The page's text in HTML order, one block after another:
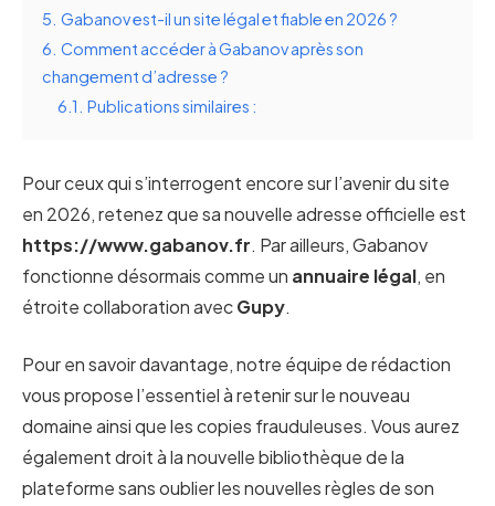
5. Gabanov est-il un site légal et fiable en 2026 ?
6. Comment accéder à Gabanov après son
changement d’adresse ?
6.1. Publications similaires :
Pour ceux qui s’interrogent encore sur l’avenir du site
en 2026, retenez que sa nouvelle adresse officielle est
https://www.gabanov.fr. Par ailleurs, Gabanov
fonctionne désormais comme un annuaire légal, en
étroite collaboration avecGupy.
Pour en savoir davantage, notre équipe de rédaction
vous propose l’essentiel à retenir sur le nouveau
domaine ainsi que les copies frauduleuses. Vous aurez
également droit à la nouvelle bibliothèque de la
plateforme sans oublier les nouvelles règles de son